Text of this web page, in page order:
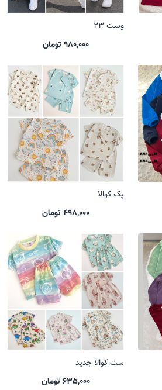
وست 23
980,000 تومان
پک کوالا
498,000 تومان
ست کوالا جدید
635,000 تومان